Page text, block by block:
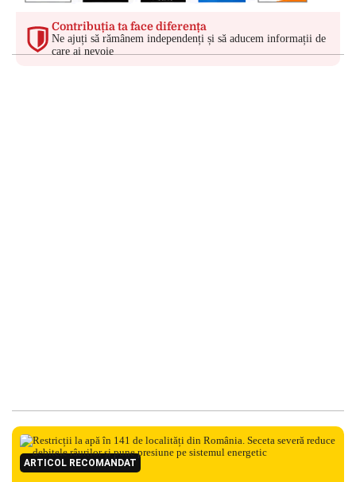
Contribuția ta face diferența
Ne ajuți să rămânem independenți și să aducem informații de
care ai nevoie
ARTICOL RECOMANDAT